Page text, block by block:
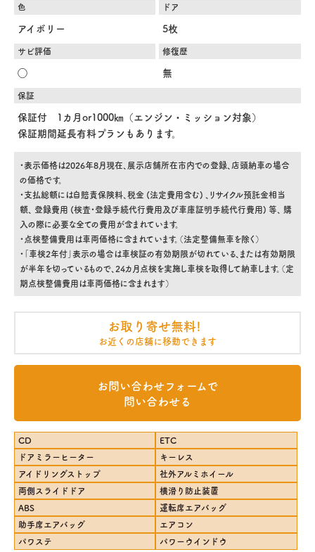
色
アイボリー
ドア
5枚
サビ評価
◯
修復歴
無
保証
保証付 1カ月or1000㎞（エンジン・ミッション対象）
保証期間延長有料プランもあります。
・表示価格は2026年8月現在、展示店舗所在市内での登録、店頭納車の場合
の価格です。
・支払総額には自賠責保険料、税金 (法定費用含む) 、リサイクル預託金相当
額、 登録費用 (検査・登録手続代行費用及び車庫証明手続代行費用) 等、 購
入の際に必要な全ての費用が含まれています。
・点検整備費用は車両価格に含まれています。（法定整備無車を除く）
・「車検2年付」表示の場合は車検証の有効期限が切れている、または有効期限
が半年を切っているもので、24カ月点検を実施し車検を取得して納車します。（定
期点検整備費用は車両価格に含まれます）
お取り寄せ無料!
お近くの店舗に移動できます
お問い合わせフォームで
問い合わせる
CD
ETC
ドアミラーヒーター
キーレス
アイドリングストップ
社外アルミホイール
両側スライドドア
横滑り防止装置
ABS
運転席エアバッグ
助手席エアバッグ
エアコン
パワステ
パワーウインドウ